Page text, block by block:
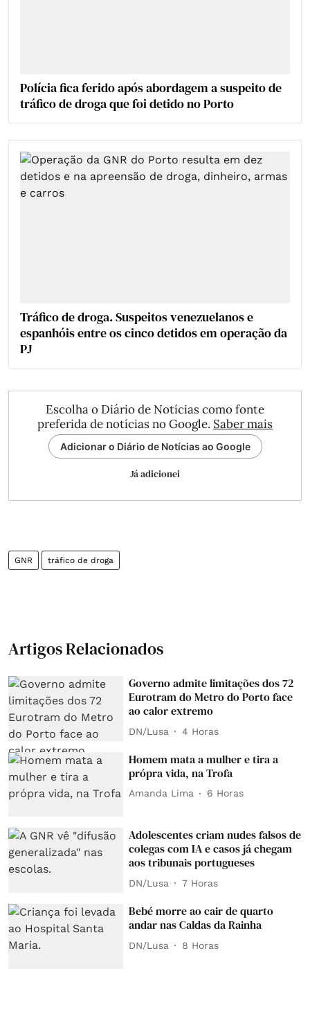
Polícia fica ferido após abordagem a suspeito de
tráfico de droga que foi detido no Porto
Tráfico de droga. Suspeitos venezuelanos e
espanhóis entre os cinco detidos em operação da
PJ
Escolha o Diário de Notícias como fonte
preferida de notícias no Google. Saber mais
Adicionar o Diário de Notícias ao Google
Já adicionei
GNR tráfico de droga
Artigos Relacionados
Governo admite limitações dos 72
Eurotram do Metro do Porto face
ao calor extremo
DN/Lusa 4 Horas
Homem mata a mulher e tira a
própra vida, na Trofa
Amanda Lima 6 Horas
Adolescentes criam nudes falsos de
colegas com IA e casos já chegam
aos tribunais portugueses
DN/Lusa 7 Horas
Bebé morre ao cair de quarto
andar nas Caldas da Rainha
DN/Lusa 8 Horas